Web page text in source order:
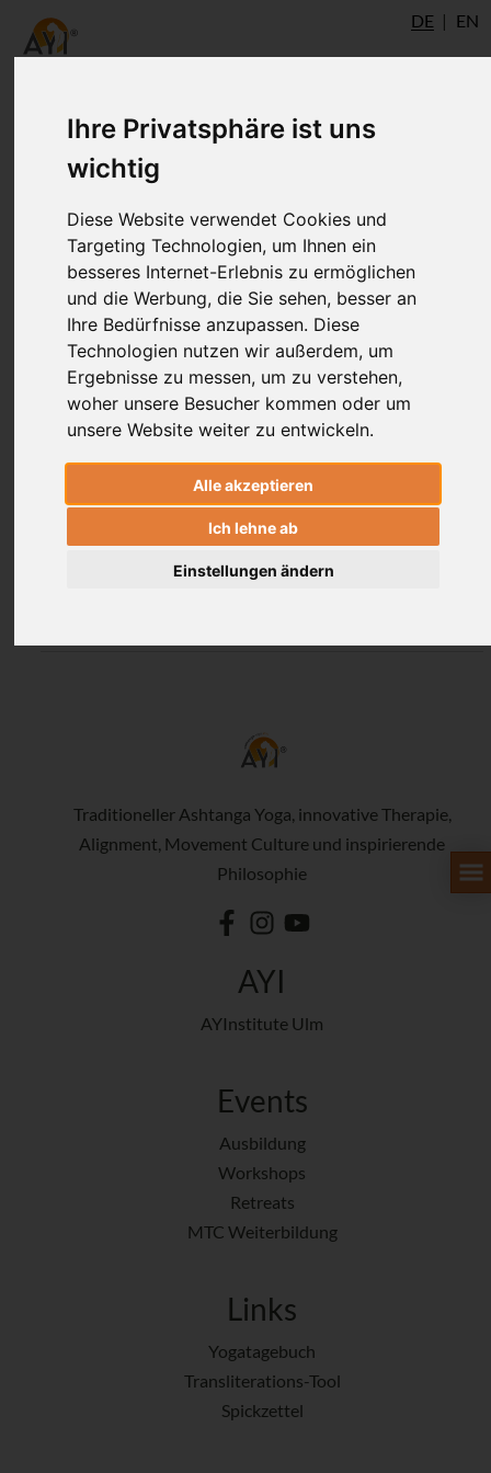
Ihre Privatsphäre ist uns
wichtig
Diese Website verwendet Cookies und
Targeting Technologien, um Ihnen ein
besseres Internet-Erlebnis zu ermöglichen
und die Werbung, die Sie sehen, besser an
Ihre Bedürfnisse anzupassen. Diese
Technologien nutzen wir außerdem, um
Ergebnisse zu messen, um zu verstehen,
woher unsere Besucher kommen oder um
unsere Website weiter zu entwickeln.
Alle akzeptieren
Ich lehne ab
Einstellungen ändern
DE EN
Verena Linder
Time is key - appreciate it, take it, use it
Traditioneller Ashtanga Yoga, innovative Therapie,
Alignment, Movement Culture und inspirierende
Philosophie
AYI
AYInstitute Ulm
Events
Ausbildung
Workshops
Retreats
MTC Weiterbildung
Links
Yogatagebuch
Transliterations-Tool
Spickzettel